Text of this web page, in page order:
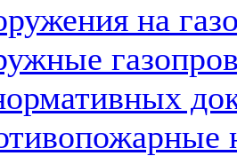
на